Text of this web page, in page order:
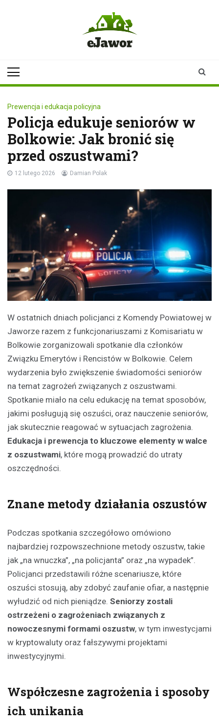
Prewencja i edukacja policyjna
Policja edukuje seniorów w
Bolkowie: Jak bronić się
przed oszustwami?
12 lutego 2026 Damian Polak
W ostatnich dniach policjanci z Komendy Powiatowej w
Jaworze razem z funkcjonariuszami z Komisariatu w
Bolkowie zorganizowali spotkanie dla członków
Związku Emerytów i Rencistów w Bolkowie. Celem
wydarzenia było zwiększenie świadomości seniorów
na temat zagrożeń związanych z oszustwami.
Spotkanie miało na celu edukację na temat sposobów,
jakimi posługują się oszuści, oraz nauczenie seniorów,
jak skutecznie reagować w sytuacjach zagrożenia.
Edukacja i prewencja to kluczowe elementy w walce
z oszustwami, które mogą prowadzić do utraty
oszczędności.
Znane metody działania oszustów
Podczas spotkania szczegółowo omówiono
najbardziej rozpowszechnione metody oszustw, takie
jak „na wnuczka”, „na policjanta” oraz „na wypadek”.
Policjanci przedstawili różne scenariusze, które
oszuści stosują, aby zdobyć zaufanie ofiar, a następnie
wyłudzić od nich pieniądze. Seniorzy zostali
ostrzeżeni o zagrożeniach związanych z
nowoczesnymi formami oszustw, w tym inwestycjami
w kryptowaluty oraz fałszywymi projektami
inwestycyjnymi.
Współczesne zagrożenia i sposoby
ich unikania